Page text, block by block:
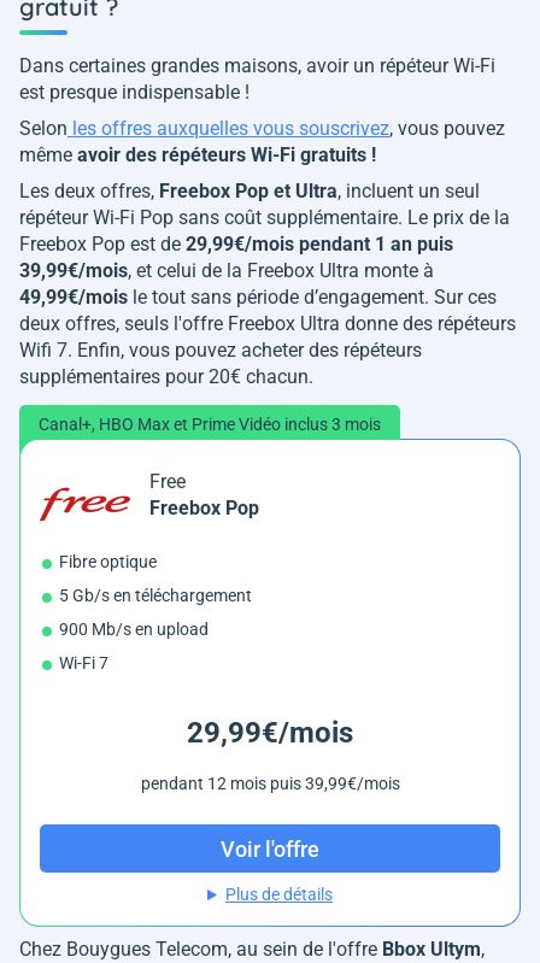
gratuit ?
Dans certaines grandes maisons, avoir un répéteur Wi-Fi
est presque indispensable !
Selon les offres auxquelles vous souscrivez, vous pouvez
même avoir des répéteurs Wi-Fi gratuits !
Les deux offres, Freebox Pop et Ultra, incluent un seul
répéteur Wi-Fi Pop sans coût supplémentaire. Le prix de la
Freebox Pop est de 29,99€/mois pendant 1 an puis
39,99€/mois, et celui de la Freebox Ultra monte à
49,99€/mois le tout sans période d’engagement. Sur ces
deux offres, seuls l'offre Freebox Ultra donne des répéteurs
Wifi 7. Enfin, vous pouvez acheter des répéteurs
supplémentaires pour 20€ chacun.
Canal+, HBO Max et Prime Vidéo inclus 3 mois
Free
Freebox Pop
Fibre optique
5 Gb/s en téléchargement
900 Mb/s en upload
Wi-Fi 7
29,99€/mois
pendant 12 mois puis 39,99€/mois
Voir l'offre
Plus de détails
Chez Bouygues Telecom, au sein de l'offre Bbox Ultym,